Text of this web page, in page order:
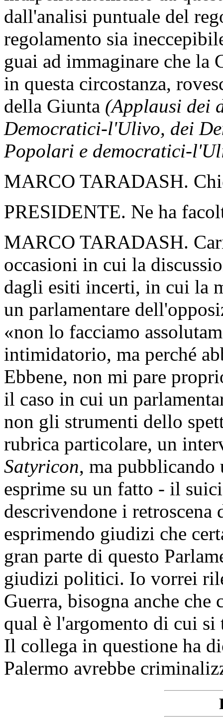
dall'analisi puntuale del
regolamento sia
guai ad immaginare che la
in questa circostanza,
della Giunta (Applausi dei
Democratici-l'Ulivo, dei
Popolari e democratici-
MARCO TARADASH.
PRESIDENTE. Ne ha
MARCO TARADASH.
occasioni in cui la
dagli esiti incerti, in cui la
un parlamentare
«non lo facciamo
intimidatorio, ma perché
Ebbene, non mi pare
il caso in cui un
non gli strumenti dello
rubrica particolare, un
Satyricon, ma
esprime su un fatto - il
descrivendone i
esprimendo giudizi che
gran parte di questo
giudizi politici. Io vorrei
Guerra, bisogna anche che
qual è l'argomento di cui si
Il collega in questione ha
Palermo avrebbe